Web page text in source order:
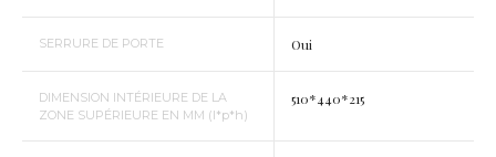
SERRURE DE PORTE Oui
DIMENSION INTÉRIEURE DE LA
ZONE SUPÉRIEURE EN MM (l*p*h)
510*440*215